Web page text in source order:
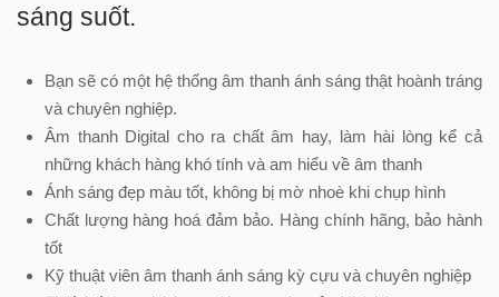
sáng suốt.
Bạn sẽ có một hệ thống âm thanh ánh sáng thật hoành tráng
và chuyên nghiệp.
Âm thanh Digital cho ra chất âm hay, làm hài lòng kể cả
những khách hàng khó tính và am hiểu về âm thanh
Ánh sáng đẹp màu tốt, không bị mờ nhoè khi chụp hình
Chất lượng hàng hoá đảm bảo. Hàng chính hãng, bảo hành
tốt
Kỹ thuật viên âm thanh ánh sáng kỳ cựu và chuyên nghiệp